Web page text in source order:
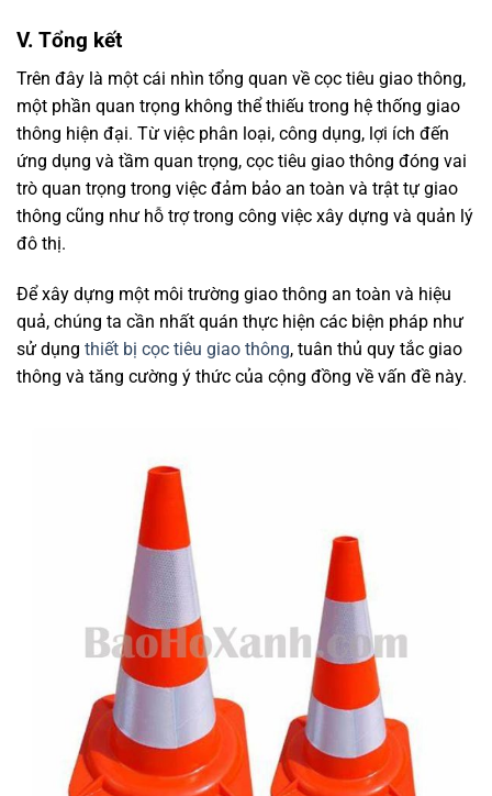
V. Tổng kết
Trên đây là một cái nhìn tổng quan về cọc tiêu giao thông,
một phần quan trọng không thể thiếu trong hệ thống giao
thông hiện đại. Từ việc phân loại, công dụng, lợi ích đến
ứng dụng và tầm quan trọng, cọc tiêu giao thông đóng vai
trò quan trọng trong việc đảm bảo an toàn và trật tự giao
thông cũng như hỗ trợ trong công việc xây dựng và quản lý
đô thị.
Để xây dựng một môi trường giao thông an toàn và hiệu
quả, chúng ta cần nhất quán thực hiện các biện pháp như
sử dụng thiết bị cọc tiêu giao thông, tuân thủ quy tắc giao
thông và tăng cường ý thức của cộng đồng về vấn đề này.